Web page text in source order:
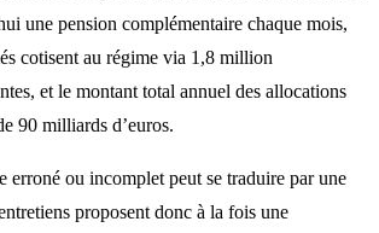
une pension complémentaire chaque mois,
cotisent au régime via 1,8 million
et le montant total annuel des allocations
90 milliards d’euros.
erroné ou incomplet peut se traduire par une
proposent donc à la fois une